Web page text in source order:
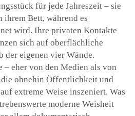
für jede Jahreszeit – sie
Bett, während es
wird. Ihre privaten Kontakte
sich auf oberflächliche
der eigenen vier Wände.
– eher von den Medien als von
ohnehin Öffentlichkeit und
extreme Weise inszeniert. Was
moderne Weisheit